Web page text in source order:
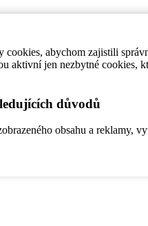
abychom zajistili
aktivní jen nezbytné
důvodů
obsahu a reklamy,